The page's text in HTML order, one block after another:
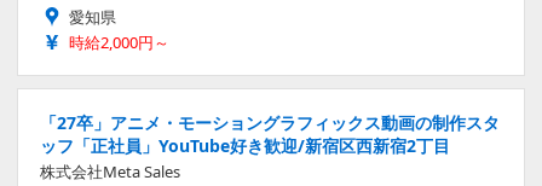
愛知県
時給2,000円～
「27卒」アニメ・モーショングラフィックス動画の制作スタ
ッフ「正社員」YouTube好き歓迎/新宿区西新宿2丁目
株式会社Meta Sales